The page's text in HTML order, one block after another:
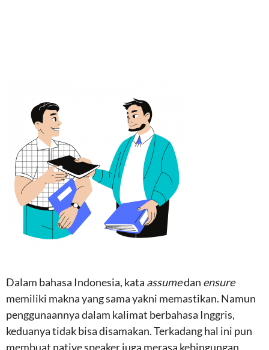
Dalam bahasa Indonesia, kata assumedan ensure
memiliki makna yang sama yakni memastikan. Namun
penggunaannya dalam kalimat berbahasa Inggris,
keduanya tidak bisa disamakan. Terkadang hal ini pun
membuat native speaker juga merasa kebingungan